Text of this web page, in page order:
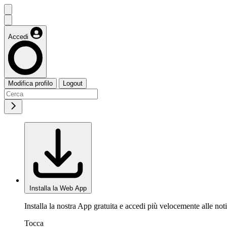
Accedi
Modifica profilo Logout
Installa la Web App
Installa la nostra App gratuita e accedi più velocemente alle
Tocca